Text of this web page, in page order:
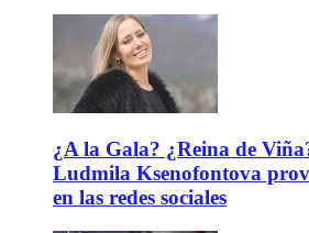
¿A la Gala? ¿Reina de
Ludmila Ksenofontova
en las redes sociales